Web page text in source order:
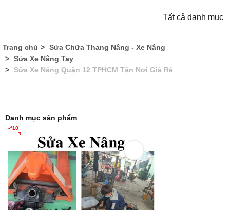
Tất cả danh mục
Trang chủ
Sửa Chữa Thang Nâng - Xe Nâng
Sửa Xe Nâng Tay
Sửa Xe Nâng Quận 12 TPHCM Tận Nơi Giá Rẻ
Danh mục sản phẩm
-₫10